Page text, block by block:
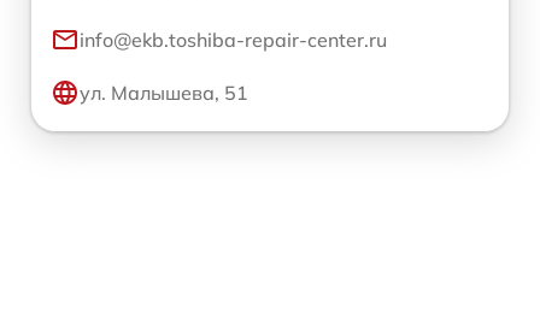
info@ekb.toshiba-repair-center.ru
ул. Малышева, 51